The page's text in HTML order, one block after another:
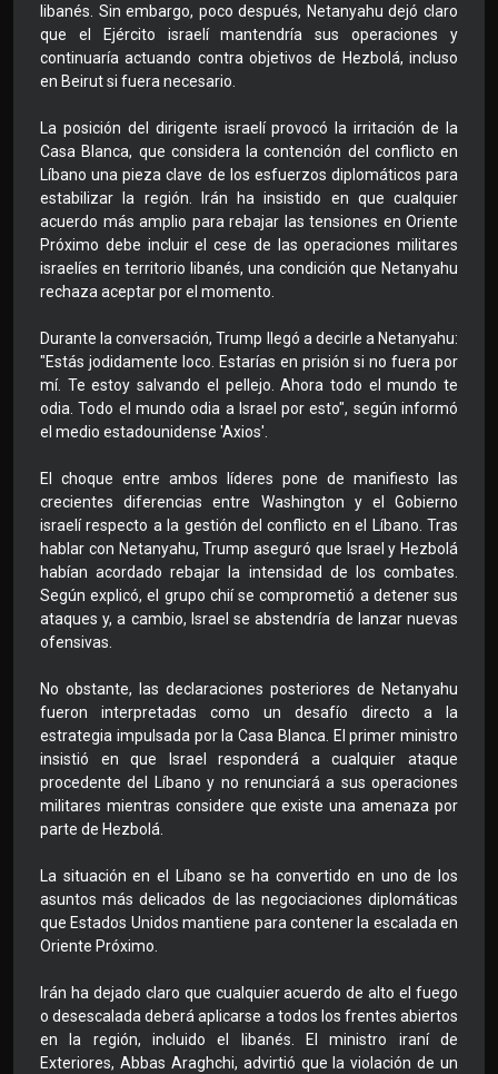
libanés. Sin embargo, poco después, Netanyahu dejó claro
que el Ejército israelí mantendría sus operaciones y
continuaría actuando contra objetivos de Hezbolá, incluso
en Beirut si fuera necesario.
La posición del dirigente israelí provocó la irritación de la
Casa Blanca, que considera la contención del conflicto en
Líbano una pieza clave de los esfuerzos diplomáticos para
estabilizar la región. Irán ha insistido en que cualquier
acuerdo más amplio para rebajar las tensiones en Oriente
Próximo debe incluir el cese de las operaciones militares
israelíes en territorio libanés, una condición que Netanyahu
rechaza aceptar por el momento.
Durante la conversación, Trump llegó a decirle a Netanyahu:
"Estás jodidamente loco. Estarías en prisión si no fuera por
mí. Te estoy salvando el pellejo. Ahora todo el mundo te
odia. Todo el mundo odia a Israel por esto", según informó
el medio estadounidense 'Axios'.
El choque entre ambos líderes pone de manifiesto las
crecientes diferencias entre Washington y el Gobierno
israelí respecto a la gestión del conflicto en el Líbano. Tras
hablar con Netanyahu, Trump aseguró que Israel y Hezbolá
habían acordado rebajar la intensidad de los combates.
Según explicó, el grupo chií se comprometió a detener sus
ataques y, a cambio, Israel se abstendría de lanzar nuevas
ofensivas.
No obstante, las declaraciones posteriores de Netanyahu
fueron interpretadas como un desafío directo a la
estrategia impulsada por la Casa Blanca. El primer ministro
insistió en que Israel responderá a cualquier ataque
procedente del Líbano y no renunciará a sus operaciones
militares mientras considere que existe una amenaza por
parte de Hezbolá.
La situación en el Líbano se ha convertido en uno de los
asuntos más delicados de las negociaciones diplomáticas
que Estados Unidos mantiene para contener la escalada en
Oriente Próximo.
Irán ha dejado claro que cualquier acuerdo de alto el fuego
o desescalada deberá aplicarse a todos los frentes abiertos
en la región, incluido el libanés. El ministro iraní de
Exteriores, Abbas Araghchi, advirtió que la violación de un